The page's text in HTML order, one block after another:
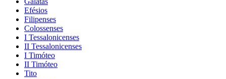
Efésios
Filipenses
Colossenses
I Tessalonicenses
II Tessalonicenses
I Timóteo
II Timóteo
Tito